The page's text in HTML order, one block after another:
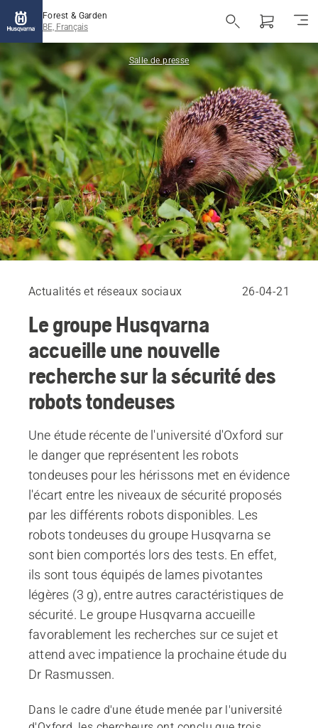
Forest & Garden
BE, Français
Salle de presse
Actualités et réseaux sociaux 26-04-21
Le groupe Husqvarna
accueille une nouvelle
recherche sur la sécurité des
robots tondeuses
Une étude récente de l'université d'Oxford sur
le danger que représentent les robots
tondeuses pour les hérissons met en évidence
l'écart entre les niveaux de sécurité proposés
par les différents robots disponibles. Les
robots tondeuses du groupe Husqvarna se
sont bien comportés lors des tests. En effet,
ils sont tous équipés de lames pivotantes
légères (3 g), entre autres caractéristiques de
sécurité. Le groupe Husqvarna accueille
favorablement les recherches sur ce sujet et
attend avec impatience la prochaine étude du
Dr Rasmussen.
Dans le cadre d'une étude menée par l'université